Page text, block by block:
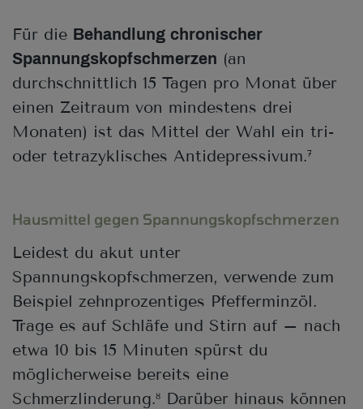
Für die Behandlung chronischer
Spannungskopfschmerzen (an
durchschnittlich 15 Tagen pro Monat über
einen Zeitraum von mindestens drei
Monaten) ist das Mittel der Wahl ein tri-
oder tetrazyklisches Antidepressivum.7
Hausmittel gegen Spannungskopfschmerzen
Leidest du akut unter
Spannungskopfschmerzen, verwende zum
Beispiel zehnprozentiges Pfefferminzöl.
Trage es auf Schläfe und Stirn auf – nach
etwa 10 bis 15 Minuten spürst du
möglicherweise bereits eine
Schmerzlinderung.8
Darüber hinaus können